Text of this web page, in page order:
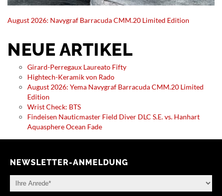
August 2026: Navygraf Barracuda CMM.20 Limited Edition
NEUE ARTIKEL
Girard-Perregaux Laureato Fifty
Hightech-Keramik von Rado
August 2026: Yema Navygraf Barracuda CMM.20 Limited
Edition
Wrist Check: BTS
Findeisen Nauticmaster Field Diver DLC S.E. vs. Hanhart
Aquasphere Ocean Fade
NEWSLETTER-ANMELDUNG